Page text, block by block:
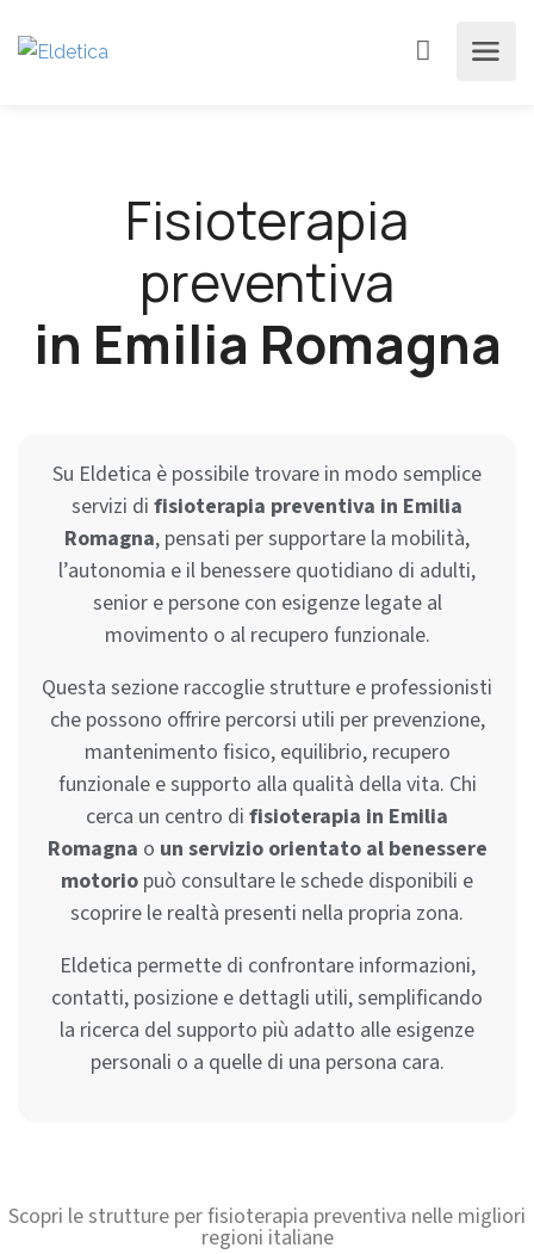
Fisioterapia
preventiva
in Emilia Romagna
Su Eldetica è possibile trovare in modo semplice
servizi di fisioterapia preventiva in Emilia
Romagna, pensati per supportare la mobilità,
l’autonomia e il benessere quotidiano di adulti,
senior e persone con esigenze legate al
movimento o al recupero funzionale.
Questa sezione raccoglie strutture e professionisti
che possono offrire percorsi utili per prevenzione,
mantenimento fisico, equilibrio, recupero
funzionale e supporto alla qualità della vita. Chi
cerca un centro di fisioterapia in Emilia
Romagna o un servizio orientato al benessere
motorio può consultare le schede disponibili e
scoprire le realtà presenti nella propria zona.
Eldetica permette di confrontare informazioni,
contatti, posizione e dettagli utili, semplificando
la ricerca del supporto più adatto alle esigenze
personali o a quelle di una persona cara.
Scopri le strutture per fisioterapia preventiva nelle migliori
regioni italiane